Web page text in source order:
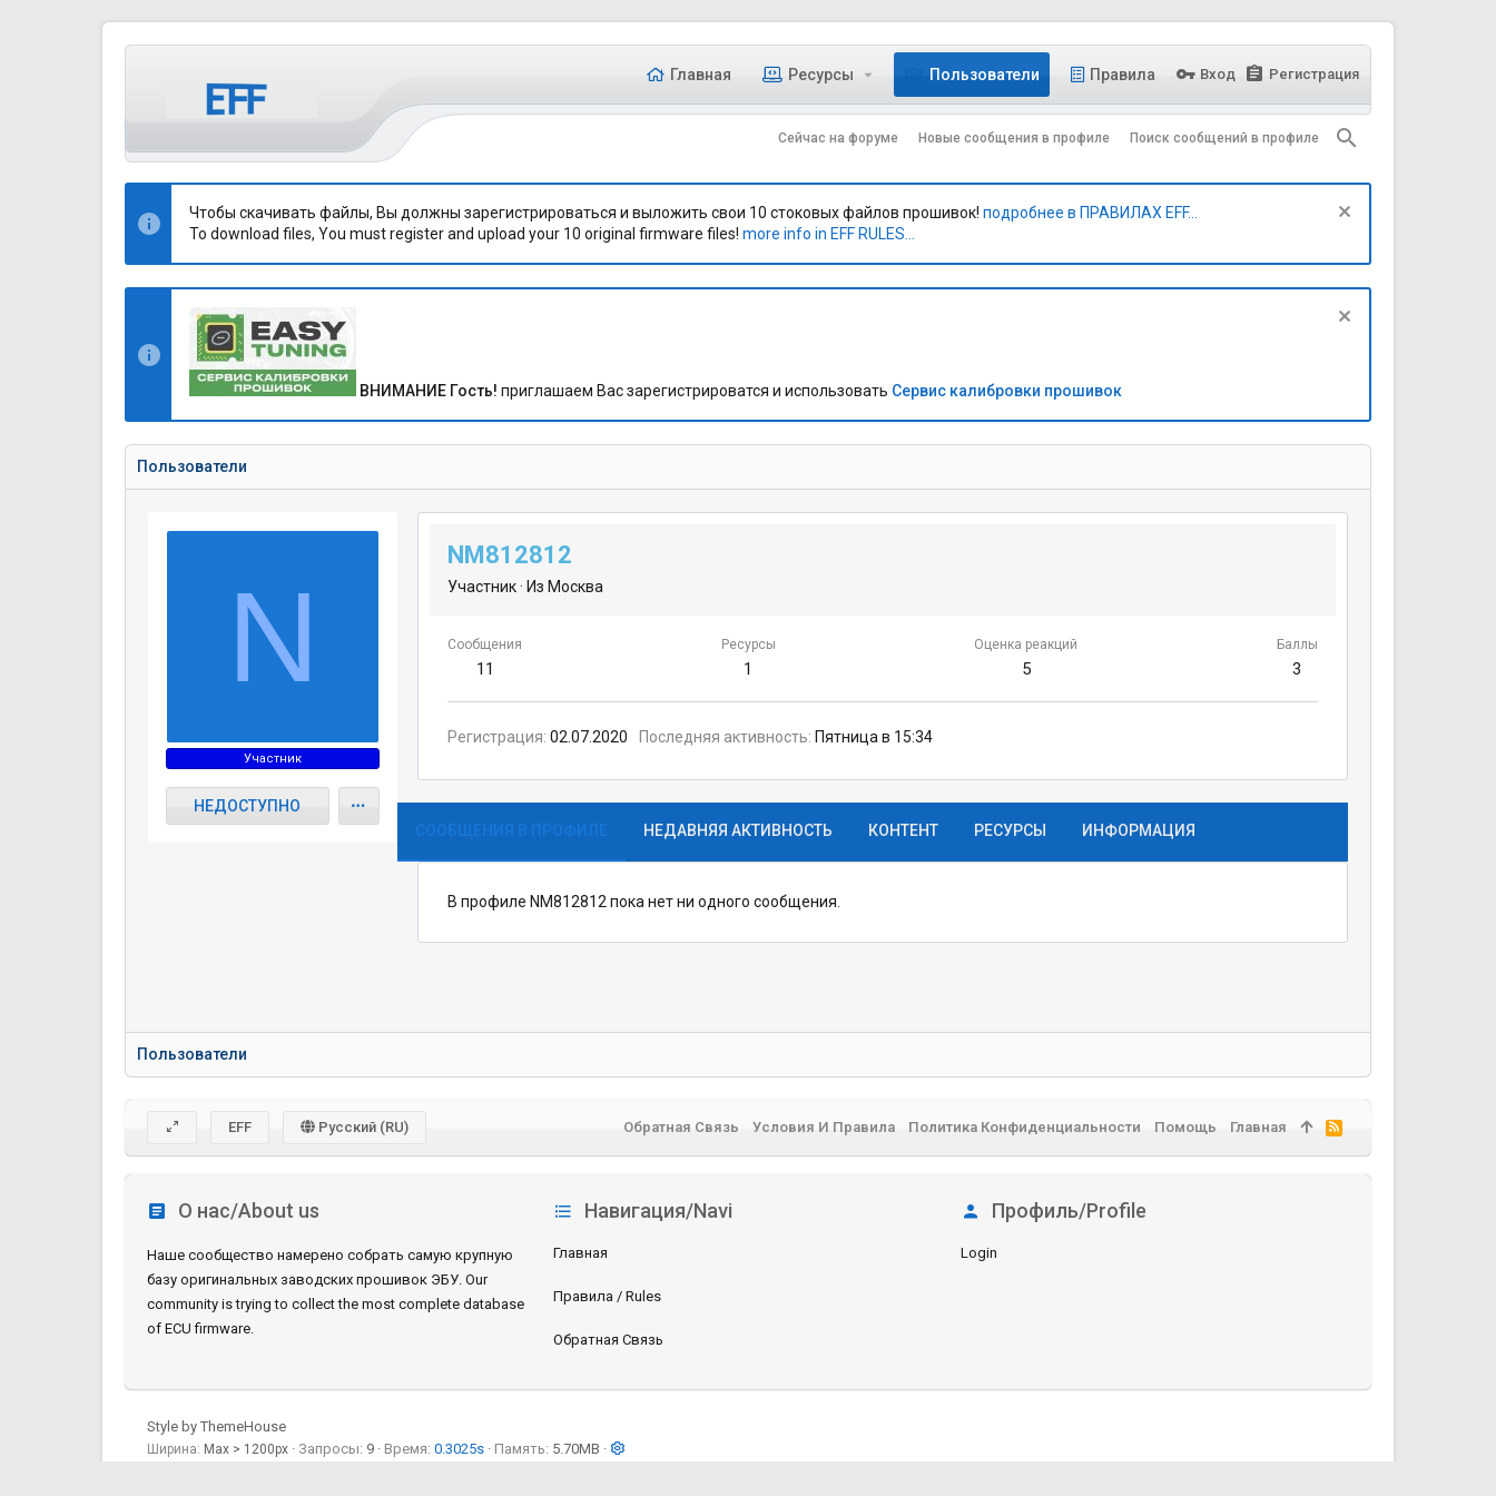
Главная Ресурсы Пользователи Правила Вход Регистрация
Сейчас на форуме Новые сообщения в профиле Поиск сообщений в профиле
Чтобы скачивать файлы, Вы должны зарегистрироваться и выложить свои 10 стоковых файлов прошивок! подробнее в ПРАВИЛАХ EFF...
To download files, You must register and upload your 10 original firmware files! more info in EFF RULES...
ВНИМАНИЕ Гость! приглашаем Вас зарегистрироватся и использовать Сервис калибровки прошивок
Пользователи
N
Участник
НЕДОСТУПНО
NM812812
Участник· Из Москва
Сообщения
11
Ресурсы
1
Оценка реакций
5
Баллы
3
Регистрация 02.07.2020 Последняя активность Пятница в 15:34
СООБЩЕНИЯ В ПРОФИЛЕ НЕДАВНЯЯ АКТИВНОСТЬ КОНТЕНТ РЕСУРСЫ ИНФОРМАЦИЯ
В профиле NM812812 пока нет ни одного сообщения.
Пользователи
О нас/About us
Наше сообщество намерено собрать самую крупную
базу оригинальных заводских прошивок ЭБУ. Our
community is trying to collect the most complete database
of ECU firmware.
Навигация/Navi
Главная
Правила / Rules
Обратная Связь
Профиль/Profile
Login
EFF Русский (RU) Обратная Связь Условия И Правила Политика Конфиденциальности Помощь Главная
R
S
S
Style by ThemeHouse
Ширина Запросы 9 Время 0.3025s Память 5.70MB